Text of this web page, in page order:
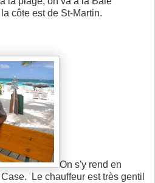
côte est de St-Martin.
On s'y rend en
Le chauffeur est très gentil